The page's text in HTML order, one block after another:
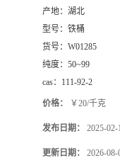
产地： 湖北
型号： 铁桶
货号： W01285
纯度： 50~99
cas： 111-92-2
价格： ￥20/千克
发布日期： 2025-02-
更新日期： 2026-08-